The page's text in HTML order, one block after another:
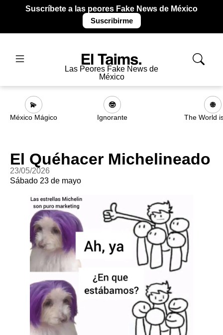
Suscríbete a las peores Fake News de México
Suscribirme
Las Peores Fake News de
México
💫
México Mágico
🤓
Ignorante
🌐
The World
El Quéhacer Michelineado
23/05/2026
Sábado 23 de mayo